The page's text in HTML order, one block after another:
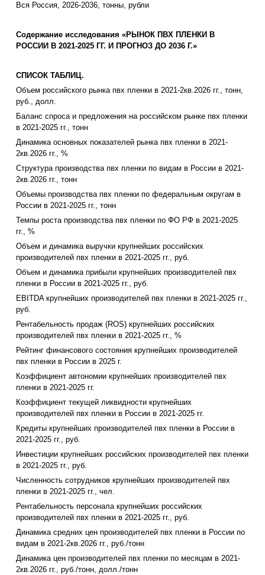
Вся Россия, 2026-2036, тонны, рубли
Содержание исследования «РЫНОК ПВХ ПЛЕНКИ В
РОССИИ В 2021-2025 ГГ. И ПРОГНОЗ ДО 2036 Г.»
СПИСОК ТАБЛИЦ.
Объем российского рынка пвх пленки в 2021-2кв.2026 гг., тонн,
руб., долл.
Баланс спроса и предложения на российском рынке пвх пленки
в 2021-2025 гг., тонн
Динамика основных показателей рынка пвх пленки в 2021-
2кв.2026 гг., %
Структура производства пвх пленки по видам в России в 2021-
2кв.2026 гг., тонн
Объемы производства пвх пленки по федеральным округам в
России в 2021-2025 гг., тонн
Темпы роста производства пвх пленки по ФО РФ в 2021-2025
гг., %
Объем и динамика выручки крупнейших российских
производителей пвх пленки в 2021-2025 гг., руб.
Объем и динамика прибыли крупнейших производителей пвх
пленки в России в 2021-2025 гг., руб.
EBITDA крупнейших производителей пвх пленки в 2021-2025 гг.,
руб.
Рентабельность продаж (ROS) крупнейших российских
производителей пвх пленки в 2021-2025 гг., %
Рейтинг финансового состояния крупнейших производителей
пвх пленки в России в 2025 г.
Коэффициент автономии крупнейших производителей пвх
пленки в 2021-2025 гг.
Коэффициент текущей ликвидности крупнейших
производителей пвх пленки в России в 2021-2025 гг.
Кредиты крупнейших производителей пвх пленки в России в
2021-2025 гг., руб.
Инвестиции крупнейших российских производителей пвх пленки
в 2021-2025 гг., руб.
Численность сотрудников крупнейших производителей пвх
пленки в 2021-2025 гг., чел.
Рентабельность персонала крупнейших российских
производителей пвх пленки в 2021-2025 гг., руб.
Динамика средних цен производителей пвх пленки в России по
видам в 2021-2кв.2026 гг., руб./тонн
Динамика цен производителей пвх пленки по месяцам в 2021-
2кв.2026 гг., руб./тонн, долл./тонн